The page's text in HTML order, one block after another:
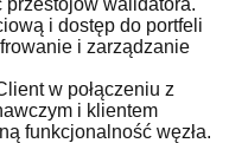
i dostęp do portfeli
i zarządzanie
w połączeniu z
i klientem
funkcjonalność węzła.